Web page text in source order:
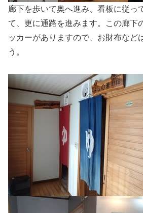
廊下を歩いて奥へ進み、看板に従っ
て、更に通路を進みます。この廊下
ッカーがありますので、お財布など
う。